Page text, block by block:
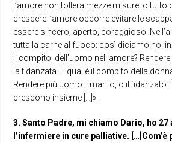
l’amore non tollera mezze misure: o tutto
crescere l’amore occorre evitare le
essere sincero, aperto, coraggioso.
tutta la carne al fuoco: così diciamo noi in
il compito, dell’uomo nell’amore?
la fidanzata. E qual è il compito della
Rendere più uomo il marito, o il fidanzato.
crescono insieme […]».
3. Santo Padre, mi chiamo Dario, ho 27
l’infermiere in cure palliative. […]Com’è